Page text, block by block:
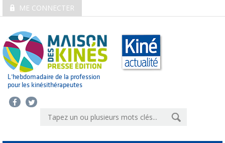
ME CONNECTER
L’hebdomadaire de la profession
pour les kinésithérapeutes